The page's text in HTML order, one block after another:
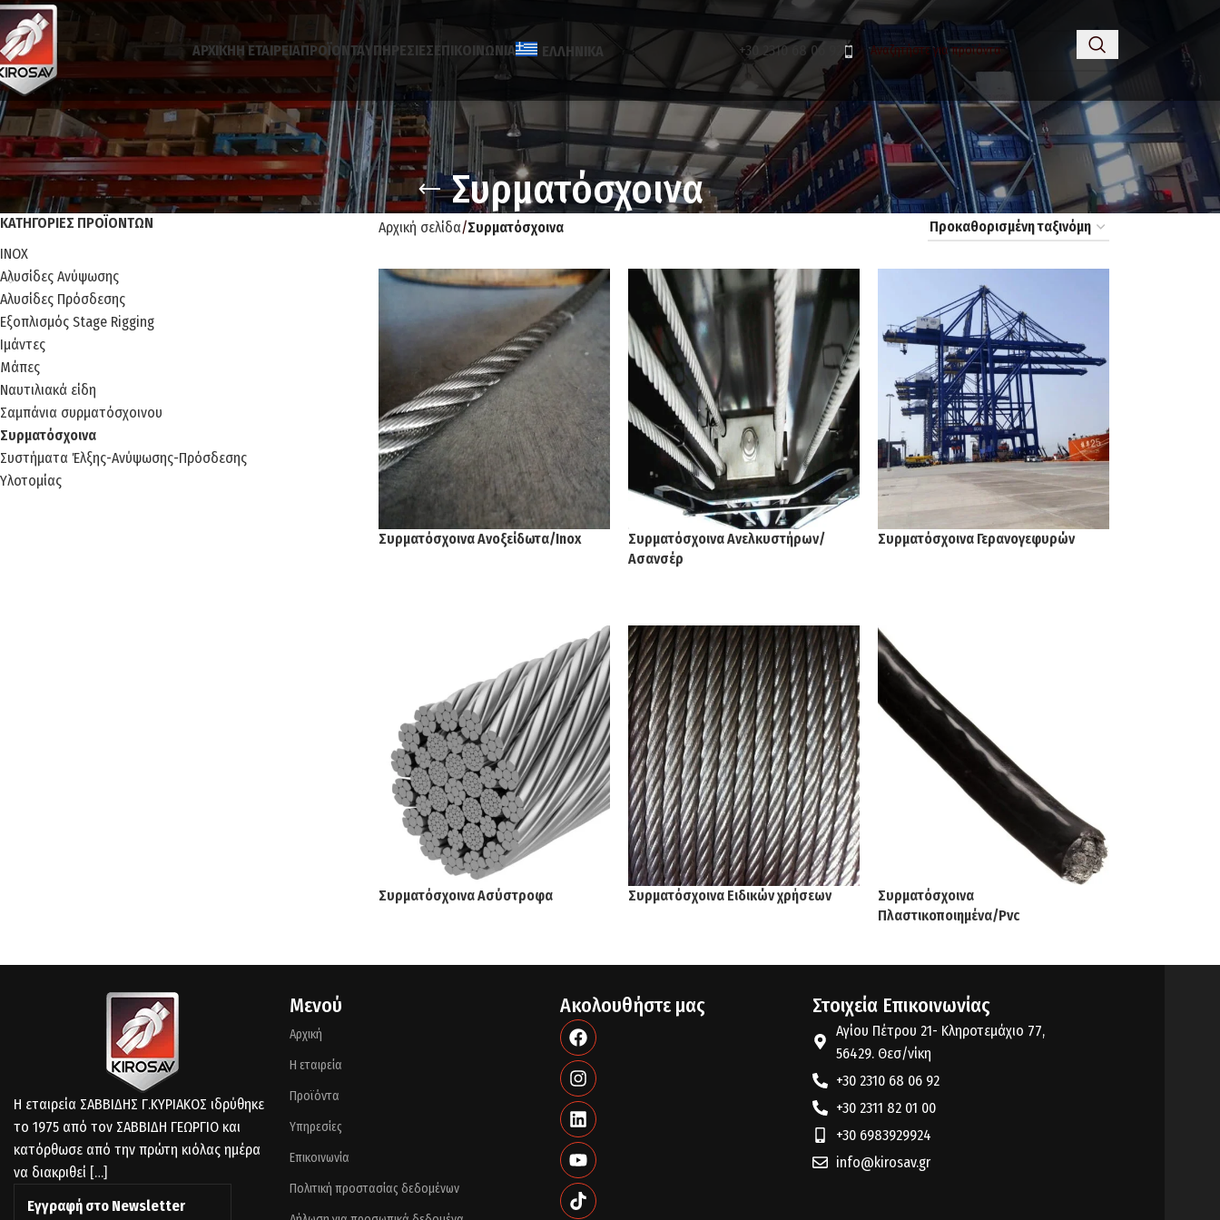
ΑΡΧΙΚΉH ΕΤΑΙΡΕΊΑΠΡΟΪΌΝΤΑΥΠΗΡΕΣΊΕΣ ΕΠΙΚΟΙΝΩΝΊΑ ΕΛΛΗΝΙΚΆ +30 2310 68 06 92
Συρματόσχοινα
ΚΑΤΗΓΟΡΊΕΣ ΠΡΟΪΌΝΤΩΝ
INOX
Αλυσίδες Ανύψωσης
Αλυσίδες Πρόσδεσης
Εξοπλισμός Stage Rigging
Ιμάντες
Μάπες
Ναυτιλιακά είδη
Σαμπάνια συρματόσχοινου
Συρματόσχοινα
Συστήματα Έλξης-Ανύψωσης-Πρόσδεσης
Υλοτομίας
Αρχική σελίδα Συρματόσχοινα
Συρματόσχοινα Ανοξείδωτα/Inox
Συρματόσχοινα Ανελκυστήρων/
Ασανσέρ
Συρματόσχοινα Γερανογεφυρών
Συρματόσχοινα Ασύστροφα Συρματόσχοινα Ειδικών χρήσεων
Συρματόσχοινα
Πλαστικοποιημένα/Pvc
Η εταιρεία ΣΑΒΒΙΔΗΣ Γ.ΚΥΡΙΑΚΟΣ ιδρύθηκε
το 1975 από τον ΣΑΒΒΙΔΗ ΓΕΩΡΓΙΟ και
κατόρθωσε από την πρώτη κιόλας ημέρα
να διακριθεί […]
Εγγραφή στο Newsletter
Μενού
Αρχική
Η εταιρεία
Προϊόντα
Υπηρεσίες
Επικοινωνία
Πολιτική προστασίας δεδομένων
Ακολουθήστε μας Στοιχεία Επικοινωνίας
Αγίου Πέτρου 21- Κληροτεμάχιο 77,
56429. Θεσ/νίκη
+30 2310 68 06 92
+30 2311 82 01 00
+30 6983929924
info@kirosav.gr